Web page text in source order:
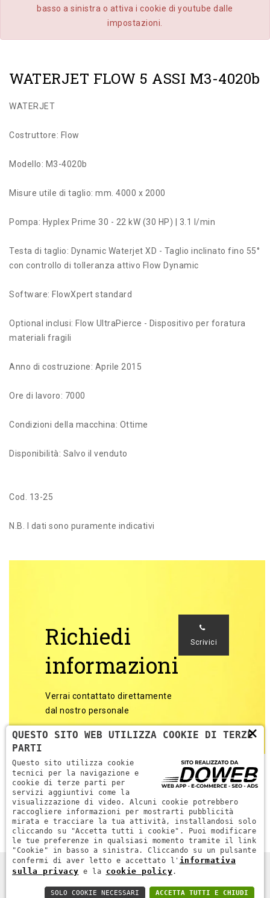
basso a sinistra o attiva i cookie di youtube dalle
impostazioni.
WATERJET FLOW 5 ASSI M3-4020b
WATERJET
Costruttore: Flow
Modello: M3-4020b
Misure utile di taglio: mm. 4000 x 2000
Pompa: Hyplex Prime 30 - 22 kW (30 HP) | 3.1 l/min
Testa di taglio: Dynamic Waterjet XD - Taglio inclinato fino 55°
con controllo di tolleranza attivo Flow Dynamic
Software: FlowXpert standard
Optional inclusi: Flow UltraPierce - Dispositivo per foratura
materiali fragili
Anno di costruzione: Aprile 2015
Ore di lavoro: 7000
Condizioni della macchina: Ottime
Disponibilità: Salvo il venduto
Cod. 13-25
N.B. I dati sono puramente indicativi
Richiedi
informazioni
Verrai contattato direttamente
dal nostro personale
Scrivici
Torna alle categorie
DPR MACCHINE. ALL RIGHTS RESERVED - P.IVA 04689670232 -
WEB AGENCY VERONA
×
QUESTO SITO WEB UTILIZZA COOKIE DI TERZE
PARTI
Questo sito utilizza cookie
tecnici per la navigazione e
cookie di terze parti per
servizi aggiuntivi come la
visualizzazione di video. Alcuni cookie potrebbero
raccogliere informazioni per mostrarti pubblicità
mirata e tracciare la tua attività, installandosi solo
cliccando su "Accetta tutti i cookie". Puoi modificare
le tue preferenze in qualsiasi momento tramite il link
"Cookie" in basso a sinistra. Cliccando su un pulsante
confermi di aver letto e accettato l' informativa
sulla privacy e la cookie policy.
ACCETTA TUTTI E CHIUDI
SOLO COOKIE NECESSARI